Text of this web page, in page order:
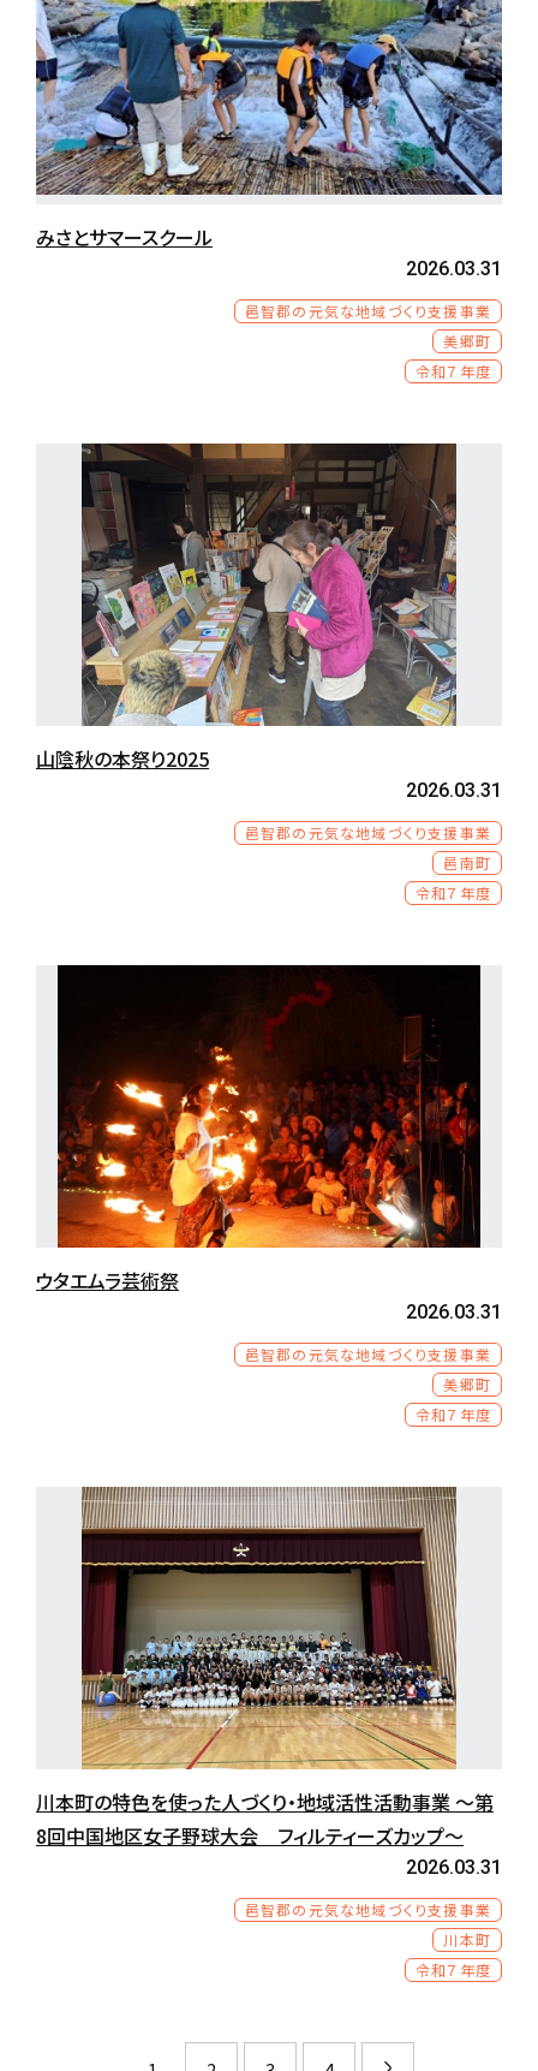
みさとサマースクール
2026.03.31
邑智郡の元気な地域づくり支援事業
美郷町
令和７年度
山陰秋の本祭り2025
2026.03.31
邑智郡の元気な地域づくり支援事業
邑南町
令和７年度
ウタエムラ芸術祭
2026.03.31
邑智郡の元気な地域づくり支援事業
美郷町
令和７年度
川本町の特色を使った人づくり・地域活性活動事業 ～第
8回中国地区女子野球大会 フィルティーズカップ～
2026.03.31
邑智郡の元気な地域づくり支援事業
川本町
令和７年度